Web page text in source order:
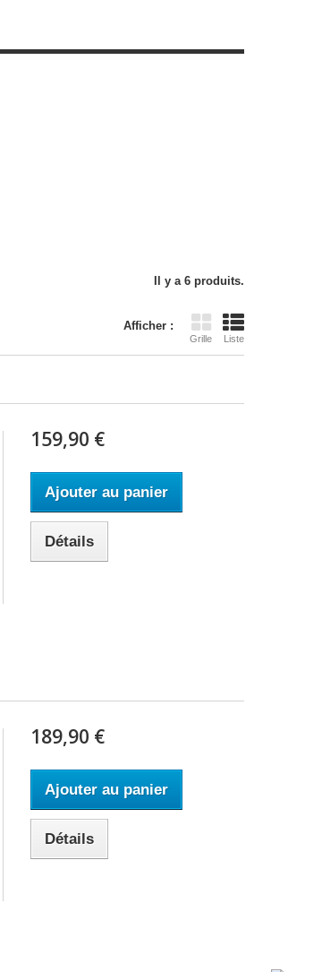
Il y a 6 produits.
Afficher :
Grille Liste
159,90 €
Ajouter au panier
Détails
189,90 €
Ajouter au panier
Détails